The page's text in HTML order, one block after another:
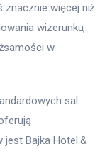
znacznie więcej niż
wizerunku,
w
sal
jest Bajka Hotel &